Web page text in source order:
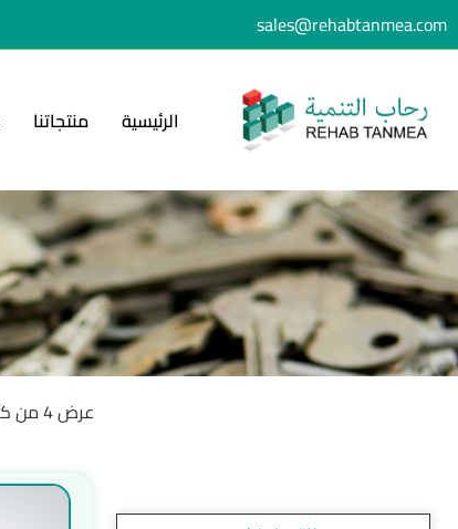
sales@rehabtanmea.com
الرئيسية منتجاتنا
عرض ⁦4⁩ من كل النتائج